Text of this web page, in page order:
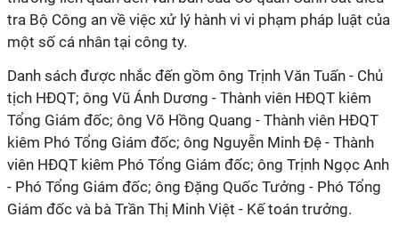
tra Bộ Công an về việc xử lý hành vi vi phạm pháp luật của
một số cá nhân tại công ty.
Danh sách được nhắc đến gồm ông Trịnh Văn Tuấn - Chủ
tịch HĐQT; ông Vũ Ánh Dương - Thành viên HĐQT kiêm
Tổng Giám đốc; ông Võ Hồng Quang - Thành viên HĐQT
kiêm Phó Tổng Giám đốc; ông Nguyễn Minh Đệ - Thành
viên HĐQT kiêm Phó Tổng Giám đốc; ông Trịnh Ngọc Anh
- Phó Tổng Giám đốc; ông Đặng Quốc Tưởng - Phó Tổng
Giám đốc và bà Trần Thị Minh Việt - Kế toán trưởng.